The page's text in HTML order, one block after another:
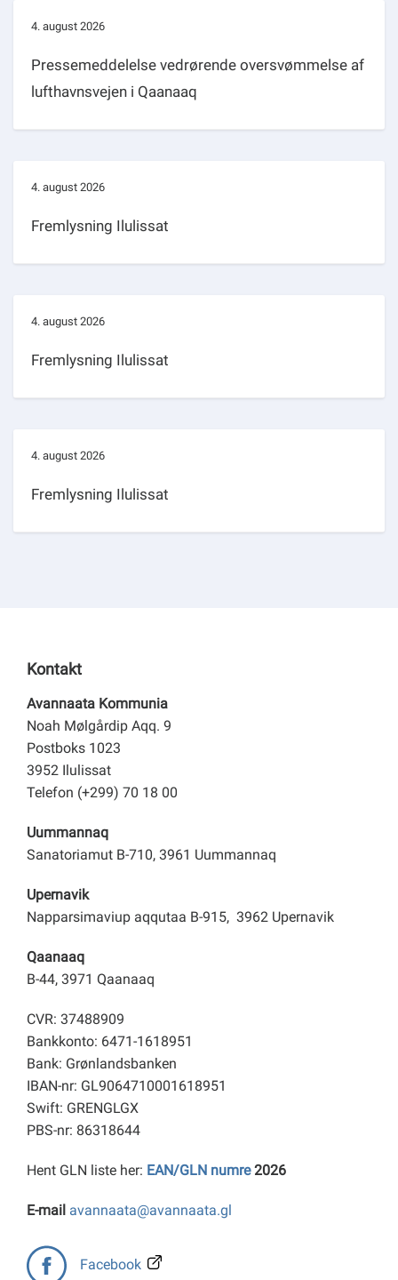
4. august 2026
Pressemeddelelse vedrørende oversvømmelse af
lufthavnsvejen i Qaanaaq
4. august 2026
Fremlysning Ilulissat
4. august 2026
Fremlysning Ilulissat
4. august 2026
Fremlysning Ilulissat
Kontakt
Avannaata Kommunia
Noah Mølgårdip Aqq. 9
Postboks 1023
3952 Ilulissat
Telefon (+299) 70 18 00
Uummannaq
Sanatoriamut B-710, 3961 Uummannaq
Upernavik
Napparsimaviup aqqutaa B-915, 3962 Upernavik
Qaanaaq
B-44, 3971 Qaanaaq
CVR: 37488909
Bankkonto: 6471-1618951
Bank: Grønlandsbanken
IBAN-nr: GL9064710001618951
Swift: GRENGLGX
PBS-nr: 86318644
Hent GLN liste her: EAN/GLN numre2026
E-mail avannaata@avannaata.gl
Facebook